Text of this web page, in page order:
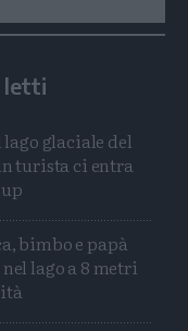
letti
lago glaciale del
turista ci entra
bimbo e papà
lago a 8 metri